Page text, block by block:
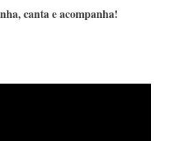
canta e acompanha!